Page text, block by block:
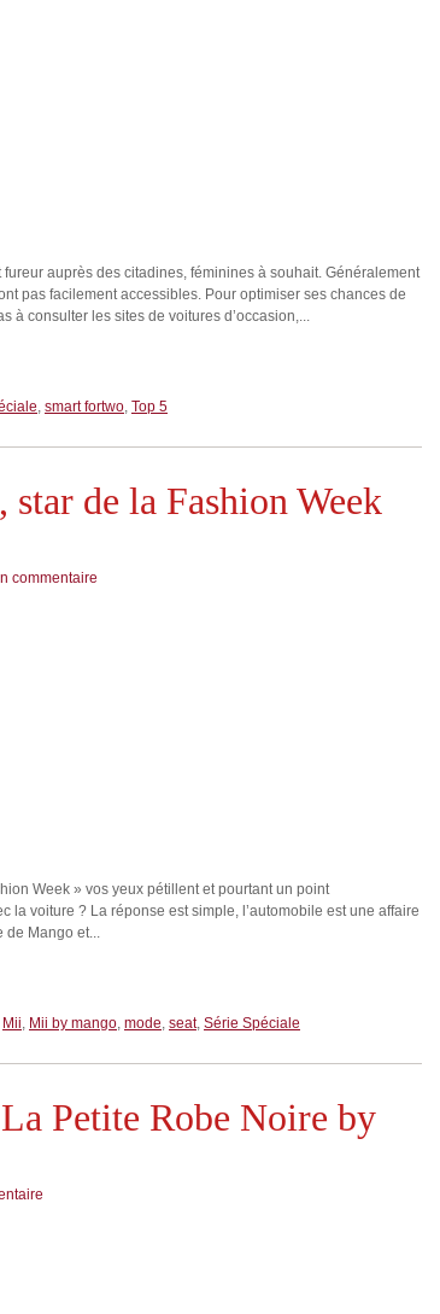
auprès des citadines, féminines à souhait. Généralement
pas facilement accessibles. Pour optimiser ses chances de
à consulter les sites de voitures d’occasion,...
, smart fortwo, Top 5
de la Fashion Week
commentaire
Week » vos yeux pétillent et pourtant un point
la voiture ? La réponse est simple, l’automobile est une affaire
de Mango et...
Mii, Mii by mango, mode, seat, Série Spéciale
Petite Robe Noire by